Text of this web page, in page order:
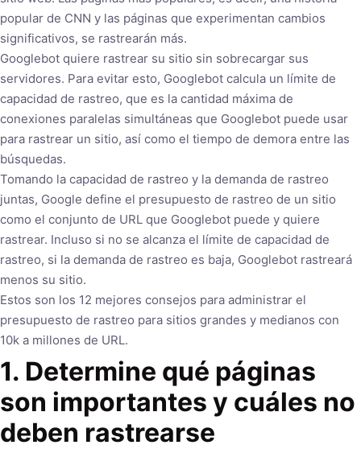
popular de CNN y las páginas que experimentan cambios
significativos, se rastrearán más.
Googlebot quiere rastrear su sitio sin sobrecargar sus
servidores. Para evitar esto, Googlebot calcula un límite de
capacidad de rastreo, que es la cantidad máxima de
conexiones paralelas simultáneas que Googlebot puede usar
para rastrear un sitio, así como el tiempo de demora entre las
búsquedas.
Tomando la capacidad de rastreo y la demanda de rastreo
juntas, Google define el presupuesto de rastreo de un sitio
como el conjunto de URL que Googlebot puede y quiere
rastrear. Incluso si no se alcanza el límite de capacidad de
rastreo, si la demanda de rastreo es baja, Googlebot rastreará
menos su sitio.
Estos son los 12 mejores consejos para administrar el
presupuesto de rastreo para sitios grandes y medianos con
10k a millones de URL.
1. Determine qué páginas
son importantes y cuáles no
deben rastrearse